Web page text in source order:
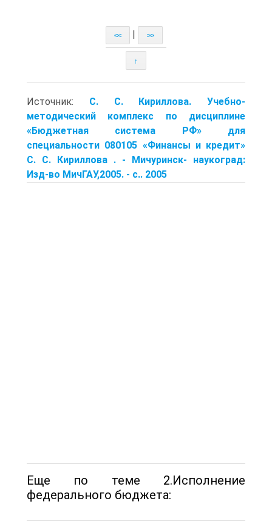
<< >>
↑
Источник: С. С. Кириллова. Учебно-
методический комплекс по дисциплине
«Бюджетная система РФ» для
специальности 080105 «Финансы и кредит»
С. С. Кириллова . - Мичуринск- наукоград:
Изд-во МичГАУ,2005. - с.. 2005
Еще по теме 2.Исполнение
федерального бюджета: